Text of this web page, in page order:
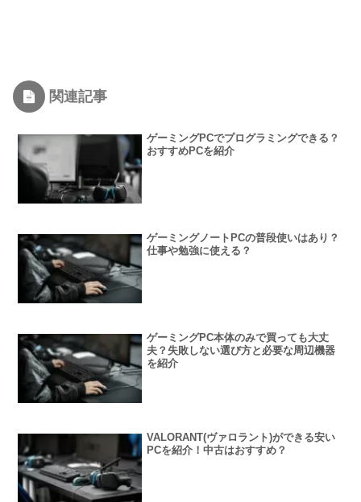
関連記事
ゲーミングPCでプログラミングできる？
おすすめPCを紹介
ゲーミングノートPCの普段使いはあり？
仕事や勉強に使える？
ゲーミングPC本体のみで買っても大丈
夫？失敗しない選び方と必要な周辺機器
を紹介
VALORANT(ヴァロラント)ができる安い
PCを紹介！中古はおすすめ？